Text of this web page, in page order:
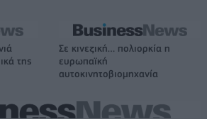
της
Σε κινεζική… πολιορκία η
ευρωπαϊκή
αυτοκινητοβιομηχανία